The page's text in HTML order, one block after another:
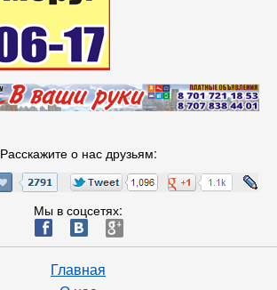
Расскажите о нас друзьям:
Мы в соцсетях:
ä æ è
Главная